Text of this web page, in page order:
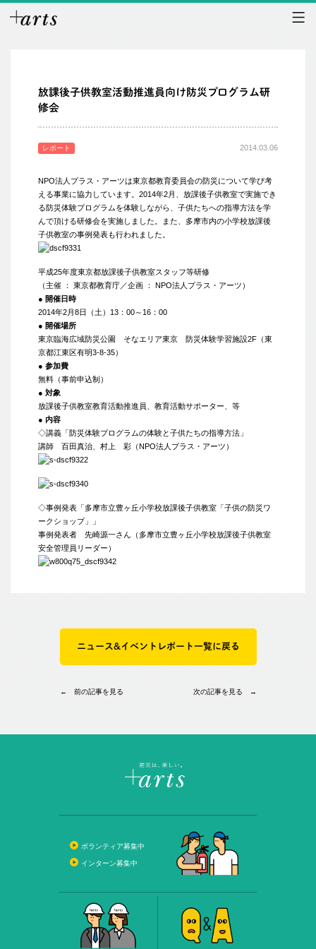
放課後子供教室活動推進員向け防災プログラム研
修会
レポート 2014.03.06
NPO法人プラス・アーツは東京都教育委員会の防災について学び考
える事業に協力しています。2014年2月、放課後子供教室で実施でき
る防災体験プログラムを体験しながら、子供たちへの指導方法を学
んで頂ける研修会を実施しました。また、多摩市内の小学校放課後
子供教室の事例発表も行われました。
平成25年度東京都放課後子供教室スタッフ等研修
（主催 ： 東京都教育庁／企画 ： NPO法人プラス・アーツ）
● 開催日時
2014年2月8日（土）13：00～16：00
● 開催場所
東京臨海広域防災公園 そなエリア東京 防災体験学習施設2F （東
京都江東区有明3-8-35）
● 参加費
無料（事前申込制）
● 対象
放課後子供教室教育活動推進員、教育活動サポーター、等
● 内容
◇講義「防災体験プログラムの体験と子供たちの指導方法」
講師 百田真治、村上 彩（NPO法人プラス・アーツ）
◇事例発表「多摩市立豊ヶ丘小学校放課後子供教室「子供の防災ワ
ークショップ」」
事例発表者 先崎源一さん（多摩市立豊ヶ丘小学校放課後子供教室
安全管理員リーダー）
ニュース&イベントレポート一覧に戻る
← 前の記事を見る 次の記事を見る →
ボランティア募集中
インターン募集中